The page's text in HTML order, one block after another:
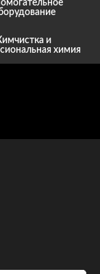
и
химия